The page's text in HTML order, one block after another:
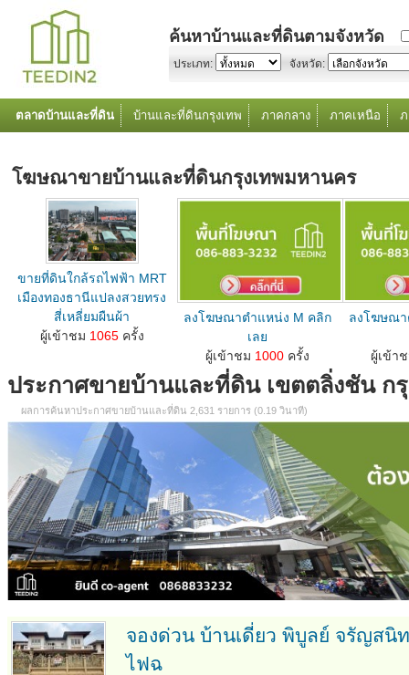
ค้นหาบ้านและที่ดินตามจังหวัด
ประเภท: จังหวัด:
ตลาดบ้านและที่ดิน บ้านและที่ดินกรุงเทพ ภาคกลาง ภาคเหนือ
โฆษณาขายบ้านและที่ดินกรุงเทพมหานคร
ขายที่ดินใกล้รถไฟฟ้า MRT
เมืองทองธานีแปลงสวยทรง
สี่เหลี่ยมผืนผ้า
ลงโฆษณาขายบ้านที่ดินตำแหน่ง M คลิกเลย...
ผู้เข้าชม 1065 ครั้ง
ลงโฆษณาตำแหน่ง M คลิก
เลย
ลงโฆษณาขายบ้านที่ดินตำแหน่ง M คลิกเลย...
ผู้เข้าชม 1000 ครั้ง
ลงโฆษณา
ลงโฆษณาขาย
ผู้เข้า
ประกาศขายบ้านและที่ดิน เขตตลิ่งชัน ก
ผลการค้นหาประกาศขายบ้านและที่ดิน 2,631 รายการ (0.19 วินาที)
จองด่วน บ้านเดี่ยว พิบูลย์ จรัญสนิ
ไฟฉ